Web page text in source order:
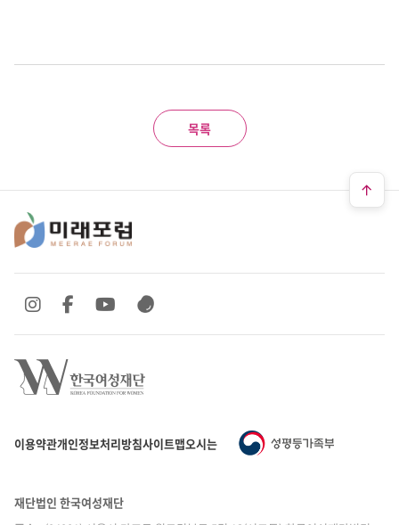
목록
이용약관개인정보처리방침사이트맵오시는 길
SNS 바로가기
SNS 바로가기SNS 바로가기
SNS 바로가기
재단법인 한국여성재단